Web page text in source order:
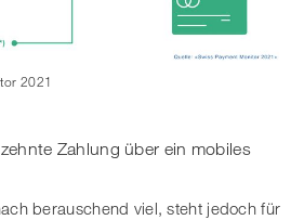
2021
Zahlung über ein mobiles
berauschend viel, steht jedoch für